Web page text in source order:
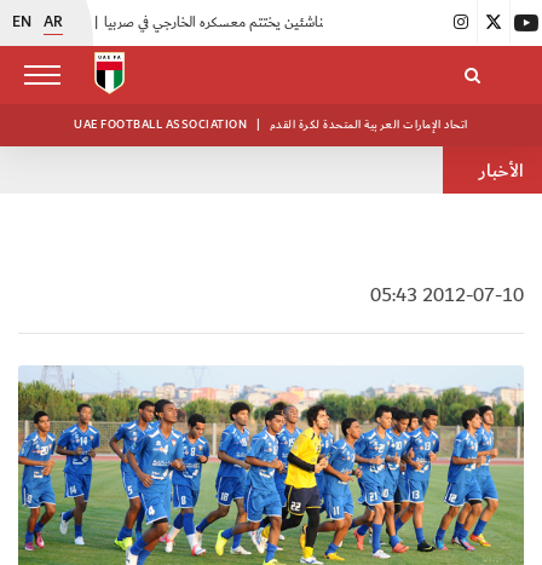
EN AR اتحاد الكرة يُنظم ورشة عمل للمراقبين المعتمدين |
UAE FOOTBALL ASSOCIATION | اتحاد الإمارات العربية المتحدة لكرة القدم
الأخبار
2012-07-10 05:43